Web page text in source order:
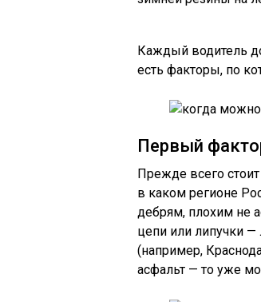
Каждый водитель
есть факторы, по
Первый
Прежде всего
в каком регионе
дебрям, плохим не
цепи или липучки
(например,
асфальт — то уже